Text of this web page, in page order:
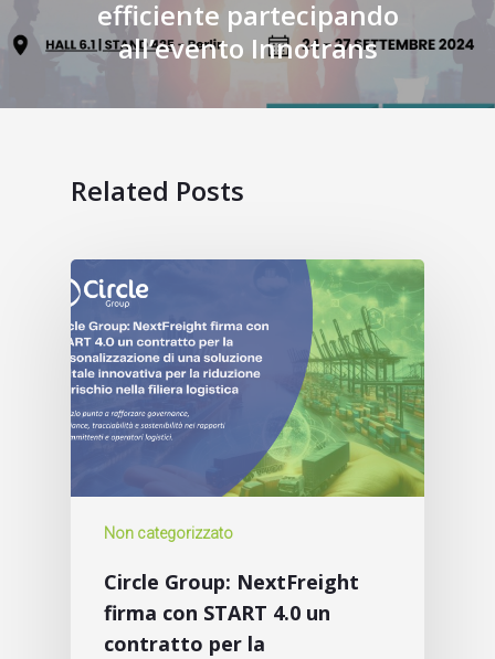
efficiente partecipando
all’evento Innotrans
Related Posts
Non categorizzato
Circle Group: NextFreight
firma con START 4.0 un
contratto per la